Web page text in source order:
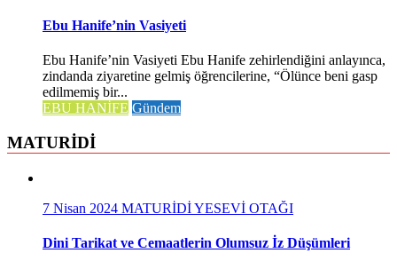
Ebu Hanife’nin Vasiyeti
Ebu Hanife’nin Vasiyeti Ebu Hanife zehirlendiğini anlayınca,
zindanda ziyaretine gelmiş öğrencilerine, “Ölünce beni gasp
edilmemiş bir...
EBU HANİFE Gündem
MATURİDİ
7 Nisan 2024 MATURİDİ YESEVİ OTAĞI
Dini Tarikat ve Cemaatlerin Olumsuz İz Düşümleri